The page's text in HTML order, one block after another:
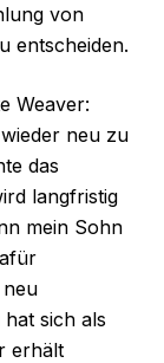
von
entscheiden.
Weaver:
neu zu
das
langfristig
mein Sohn
sich als
erhält